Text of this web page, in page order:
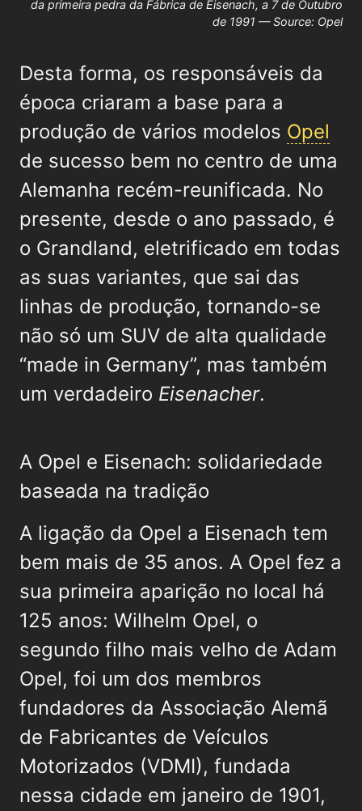
da primeira pedra da Fábrica de Eisenach, a 7 de Outubro
de 1991 — Source: Opel
Desta forma, os responsáveis da
época criaram a base para a
produção de vários modelos Opel
de sucesso bem no centro de uma
Alemanha recém-reunificada. No
presente, desde o ano passado, é
o Grandland, eletrificado em todas
as suas variantes, que sai das
linhas de produção, tornando-se
não só um SUV de alta qualidade
“made in Germany”, mas também
um verdadeiro Eisenacher.
A Opel e Eisenach: solidariedade
baseada na tradição
A ligação da Opel a Eisenach tem
bem mais de 35 anos. A Opel fez a
sua primeira aparição no local há
125 anos: Wilhelm Opel, o
segundo filho mais velho de Adam
Opel, foi um dos membros
fundadores da Associação Alemã
de Fabricantes de Veículos
Motorizados (VDMI), fundada
nessa cidade em janeiro de 1901,